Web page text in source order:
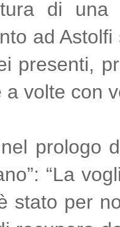
di
ad
presenti,
a volte con
prologo
“La
stato per